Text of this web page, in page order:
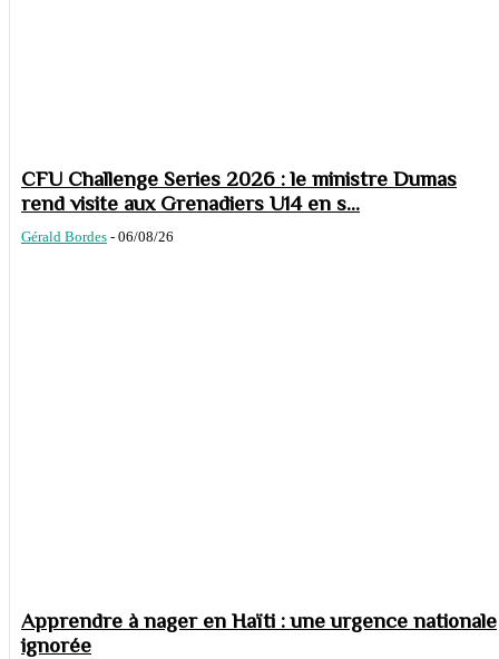
CFU Challenge Series 2026 : le ministre Dumas
rend visite aux Grenadiers U14 en s...
Gérald Bordes - 06/08/26
Apprendre à nager en Haïti : une urgence nationale
ignorée